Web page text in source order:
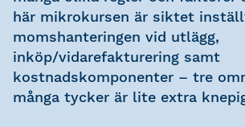
här mikrokursen är siktet
momshanteringen vid utlägg,
inköp/vidarefakturering samt
kostnadskomponenter – tre
många tycker är lite extra